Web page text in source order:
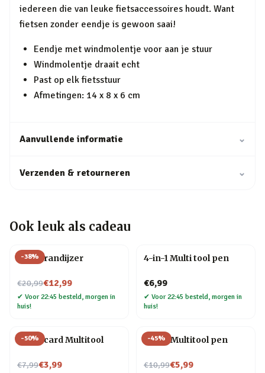
iedereen die van leuke fietsaccessoires houdt. Want
fietsen zonder eendje is gewoon saai!
Eendje met windmolentje voor aan je stuur
Windmolentje draait echt
Past op elk fietsstuur
Afmetingen: 14 x 8 x 6 cm
Aanvullende informatie ⌄
Verzenden & retourneren ⌄
Ook leuk als cadeau
-38%
BBQ brandijzer
€20,99
Nu voor€12,99
✔ Voor 22:45 besteld, morgen in
huis!
4-in-1 Multi tool pen
€6,99
✔ Voor 22:45 besteld, morgen in
huis!
-50%
Creditcard Multitool
€7,99
Nu voor€3,99
-45%
6-in-1 Multitool pen
€10,99
Nu voor€5,99